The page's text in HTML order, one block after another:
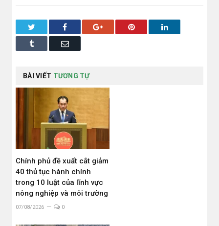
Facebook Google+ Pinterest LinkedIn
Tumblr Email
BÀI VIẾT TƯƠNG TỰ
Chính phủ đề xuất cắt giảm
40 thủ tục hành chính
trong 10 luật của lĩnh vực
nông nghiệp và môi trường
07/08/2026 0